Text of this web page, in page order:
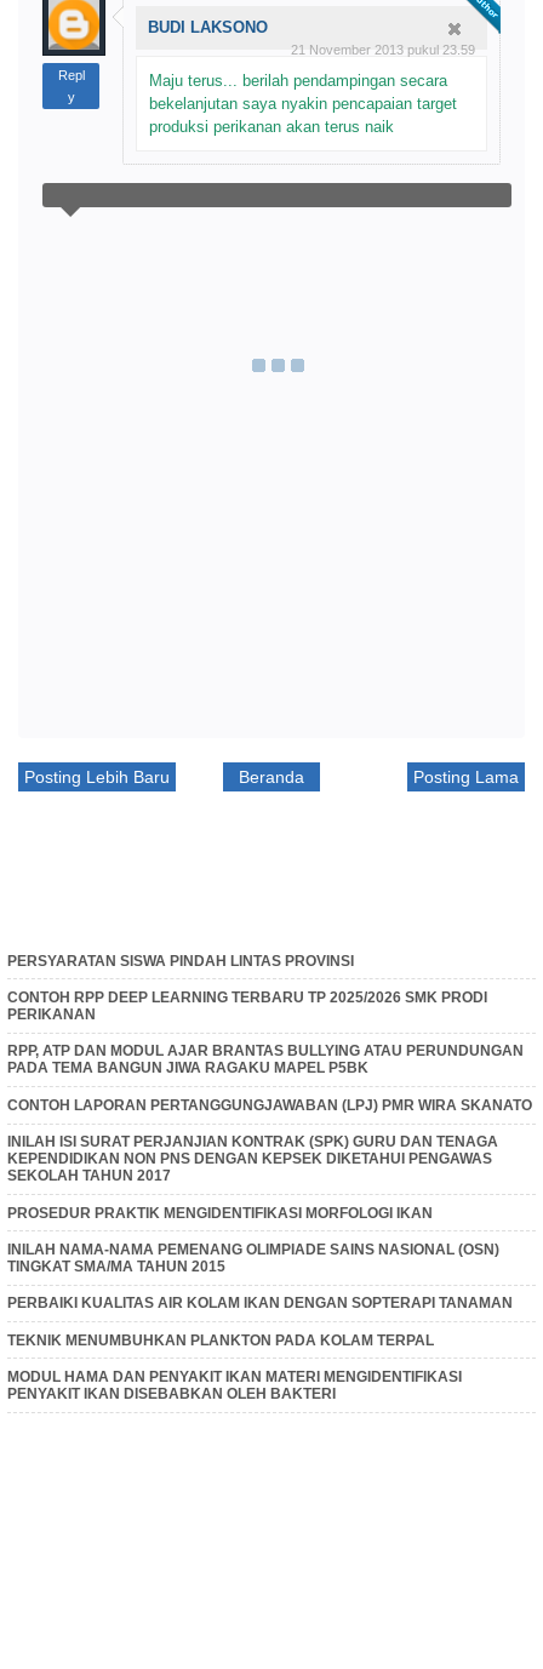
Repl
y
BUDI LAKSONO
21 November 2013 pukul 23.59
Maju terus... berilah pendampingan secara
bekelanjutan saya nyakin pencapaian target
produksi perikanan akan terus naik
Posting Lebih Baru Posting Lama
Beranda
PERSYARATAN SISWA PINDAH LINTAS PROVINSI
CONTOH RPP DEEP LEARNING TERBARU TP 2025/2026 SMK PRODI
PERIKANAN
RPP, ATP DAN MODUL AJAR BRANTAS BULLYING ATAU PERUNDUNGAN
PADA TEMA BANGUN JIWA RAGAKU MAPEL P5BK
CONTOH LAPORAN PERTANGGUNGJAWABAN (LPJ) PMR WIRA SKANATO
INILAH ISI SURAT PERJANJIAN KONTRAK (SPK) GURU DAN TENAGA
KEPENDIDIKAN NON PNS DENGAN KEPSEK DIKETAHUI PENGAWAS
SEKOLAH TAHUN 2017
PROSEDUR PRAKTIK MENGIDENTIFIKASI MORFOLOGI IKAN
INILAH NAMA-NAMA PEMENANG OLIMPIADE SAINS NASIONAL (OSN)
TINGKAT SMA/MA TAHUN 2015
PERBAIKI KUALITAS AIR KOLAM IKAN DENGAN SOPTERAPI TANAMAN
TEKNIK MENUMBUHKAN PLANKTON PADA KOLAM TERPAL
MODUL HAMA DAN PENYAKIT IKAN MATERI MENGIDENTIFIKASI
PENYAKIT IKAN DISEBABKAN OLEH BAKTERI